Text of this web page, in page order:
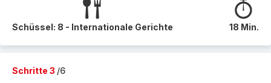
Schüssel: 8 - Internationale Gerichte 18 Min.
Schritte 3 /6